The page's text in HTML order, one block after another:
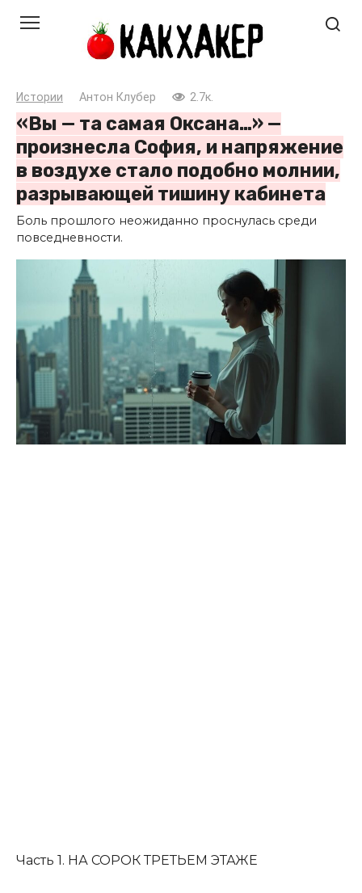
Истории Антон Клубер 2.7к.
«Вы — та самая Оксана…» —
произнесла София, и напряжение
в воздухе стало подобно молнии,
разрывающей тишину кабинета
Боль прошлого неожиданно проснулась среди
повседневности.
Часть 1. НА СОРОК ТРЕТЬЕМ ЭТАЖЕ